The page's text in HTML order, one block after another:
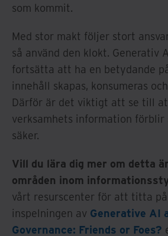
som kommit.
Med stor makt följer stort
så använd den klokt. Generativ
fortsätta att ha en betydande
innehåll skapas, konsumeras
Därför är det viktigt att se till
verksamhets information förblir
säker.
Vill du lära dig mer om detta
områden inom
vårt resurscenter för att titta på
inspelningen av Generative AI
Governance: Friends or Foes?